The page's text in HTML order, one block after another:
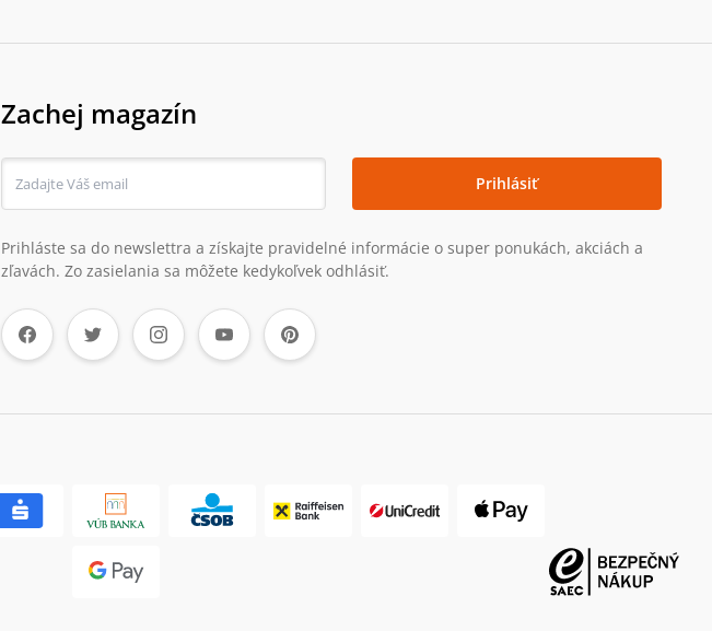
Zachej magazín
Prihlásiť
Prihláste sa do newslettra a získajte pravidelné informácie o super ponukách, akciách a
zľavách. Zo zasielania sa môžete kedykoľvek odhlásiť.